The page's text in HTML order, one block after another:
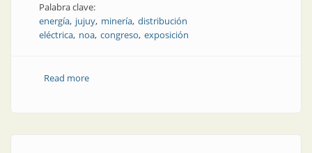
Palabra clave:
energía jujuy minería distribución
eléctrica noa congreso exposición
Read moreabout Lo que dejó FIE Jujuy 2026: entusiasmo y